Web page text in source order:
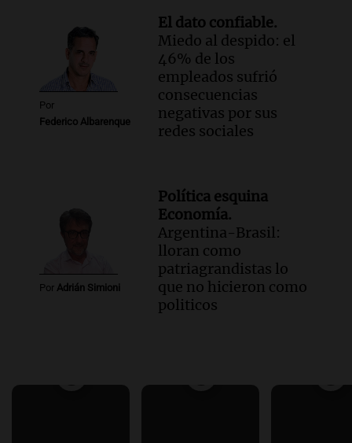
Por
Federico Albarenque
El dato confiable.
Miedo al despido: el
46% de los
empleados sufrió
consecuencias
negativas por sus
redes sociales
Por Adrián Simioni
Política esquina
Economía.
Argentina-Brasil:
lloran como
patriagrandistas lo
que no hicieron como
politicos